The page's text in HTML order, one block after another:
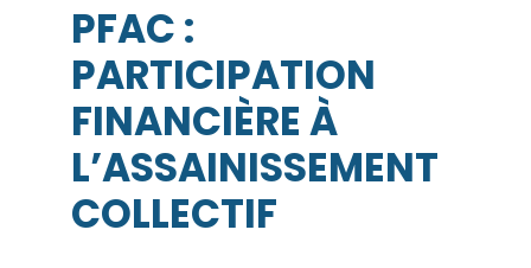
PFAC :
PARTICIPATION
FINANCIÈRE À
L’ASSAINISSEMENT
COLLECTIF